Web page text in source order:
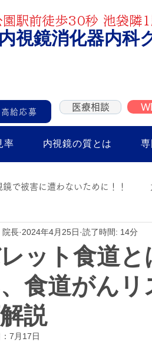
園駅前徒歩30秒 池袋隣
視鏡消化器内科
高給応募 医療相談
率 内視鏡の質とは
鏡で被害に遭わないために！！
新型コロナと内視鏡 胃内視鏡
ニックブログ
ット食道と
食道がん
説
院長 2024年4月25日 読了時間: 14分
7月17日